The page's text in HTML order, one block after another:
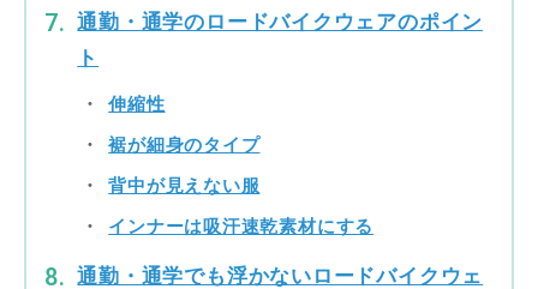
通勤・通学のロードバイクウェアのポイン
ト
伸縮性
裾が細身のタイプ
背中が見えない服
インナーは吸汗速乾素材にする
通勤・通学でも浮かないロードバイクウェ